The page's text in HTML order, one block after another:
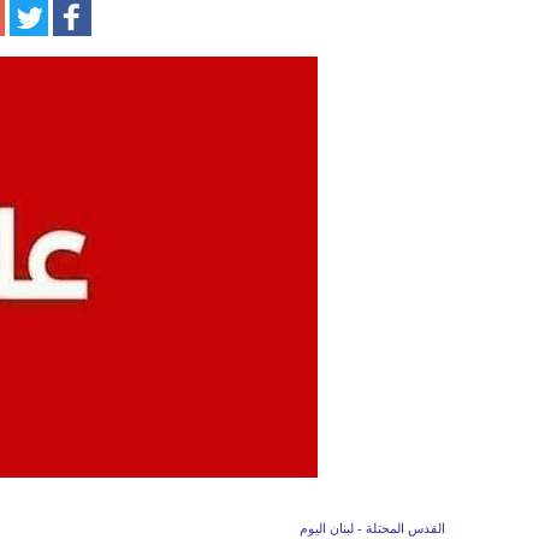
القدس المحتلة - لبنان اليوم